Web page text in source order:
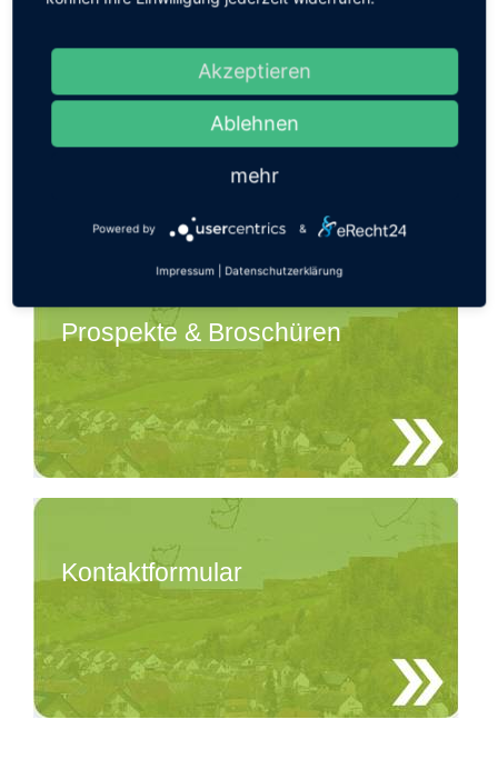
Archiv-Aktuelles
Prospekte & Broschüren
Kontaktformular
Akzeptieren
Ablehnen
mehr
Powered by &
Impressum Datenschutzerklärung